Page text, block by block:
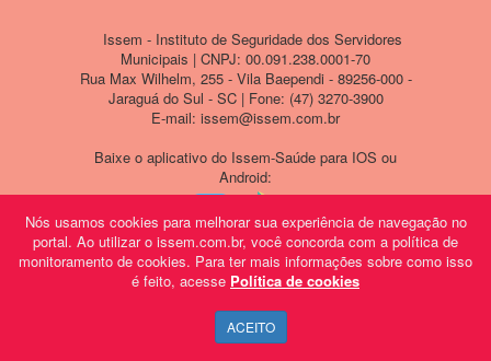
Nós usamos cookies para melhorar sua experiência de navegação no
portal. Ao utilizar o issem.com.br, você concorda com a política de
monitoramento de cookies. Para ter mais informações sobre como isso
é feito, acesse Política de cookies
ACEITO
Issem - Instituto de Seguridade dos Servidores
Municipais | CNPJ: 00.091.238.0001-70
Rua Max Wilhelm, 255 - Vila Baependi - 89256-000 -
Jaraguá do Sul - SC | Fone: (47) 3270-3900
E-mail: issem@issem.com.br
Baixe o aplicativo do Issem-Saúde para IOS ou
Android: